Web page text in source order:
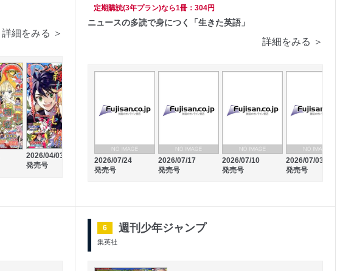
詳細をみる ＞
2026/04/03
発売号
2026/03/04
発売号
2026/02/04
発売号
定期購読(3年プラン)なら1冊：304円
ニュースの多読で身につく「生きた英語」
詳細をみる ＞
2026/07/24
発売号
2026/07/17
発売号
2026/07/10
発売号
2026/07/03
発売号
6 週刊少年ジャンプ
集英社